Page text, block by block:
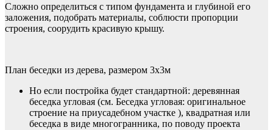
Сложно определиться с типом фундамента и глубиной его
заложения, подобрать материалы, соблюсти пропорции
строения, соорудить красивую крышу.
План беседки из дерева, размером 3х3м
Но если постройка будет стандартной: деревянная
беседка угловая (см. Беседка угловая: оригинальное
строение на приусадебном участке ), квадратная или
беседка в виде многогранника, по поводу проекта